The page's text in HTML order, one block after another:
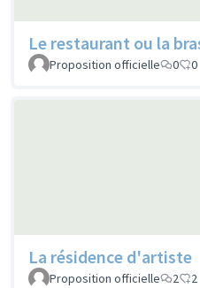
Le restaurant ou la
Proposition officielle 0 0
La résidence d'artiste
Proposition officielle 2 2